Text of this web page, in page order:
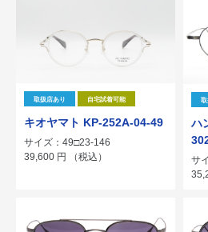
取扱店あり 自宅試着可能
キオヤマト KP-252A-04-49
サイズ：49□23-146
39,600 円 （税込）
取
ハ
サ